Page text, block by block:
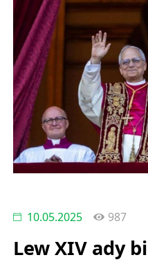
10.05.2025 987
Lew XIV ady